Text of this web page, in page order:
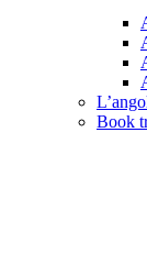
Book